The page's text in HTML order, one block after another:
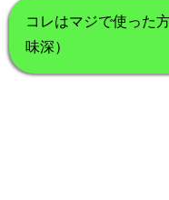
コレはマジで使った
味深）